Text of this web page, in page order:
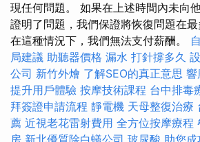
現任何問題。 如果在上述時間內未向
證明了問題，我們保證將恢復問題在
在這種情況下，我們無法支付薪酬。
局建議 助聽器價格 漏水 打針撐多久
公司 新竹外燴 了解SEO的真正意思 響
提升用戶體驗 按摩技術課程 台中排毒
拜簽證申請流程 靜電機 天母整復治療
薦 近視老花雷射費用 全方位按摩療程
房 新北優質除白蟻公司 玻尿酸 助您成